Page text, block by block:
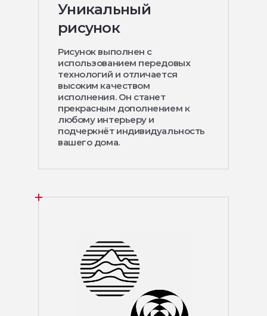
Уникальный
рисунок
Рисунок выполнен с
использованием передовых
технологий и отличается
высоким качеством
исполнения. Он станет
прекрасным дополнением к
любому интерьеру и
подчеркнёт индивидуальность
вашего дома.